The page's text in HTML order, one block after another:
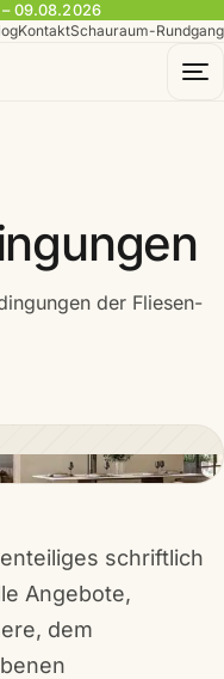
– 09.08.2026
KontaktSchauraum-Rundgang
der Fliesen-
schriftlich
Angebote,
dem